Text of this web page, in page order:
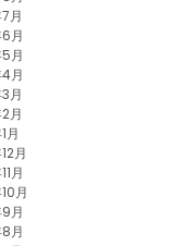
月
月
月
月
月
月
月
月
月
月
月
月